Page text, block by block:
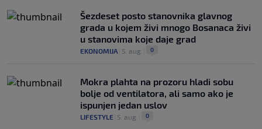
Šezdeset posto stanovnika glavnog
grada u kojem živi mnogo Bosanaca živi
u stanovima koje daje grad
EKONOMIJA 5. aug. 0
Mokra plahta na prozoru hladi sobu
bolje od ventilatora, ali samo ako je
ispunjen jedan uslov
LIFESTYLE 5. aug. 0